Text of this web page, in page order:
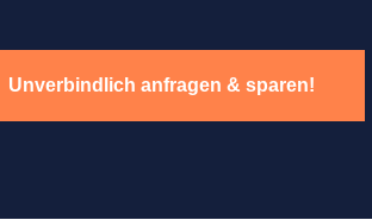
Unverbindlich anfragen & sparen!